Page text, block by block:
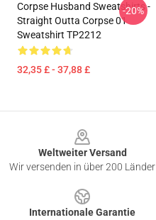
Corpse Husband Sweatshirts -
Straight Outta Corpse 01
Sweatshirt TP2212
32,35 £ - 37,88 £
-20%
Weltweiter Versand
Wir versenden in über 200 Länder
Internationale Garantie